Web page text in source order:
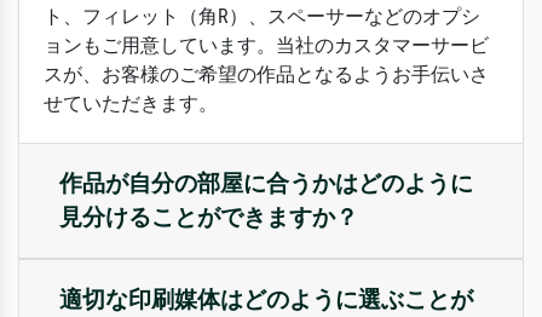
ト、フィレット（角R）、スペーサーなどのオプシ
ョンもご用意しています。当社のカスタマーサービ
スが、お客様のご希望の作品となるようお手伝いさ
せていただきます。
作品が自分の部屋に合うかはどのように
見分けることができますか？
適切な印刷媒体はどのように選ぶことが